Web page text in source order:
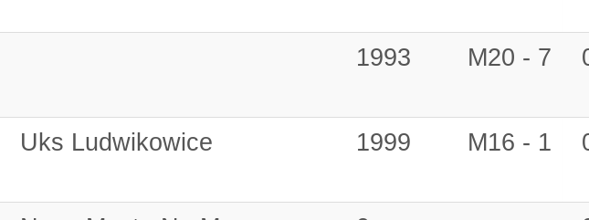
1993 M20 - 7
Uks Ludwikowice 1999 M16 - 1